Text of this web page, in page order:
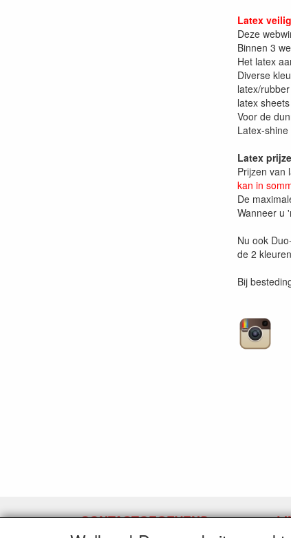
Latex
Deze
Binnen 3
Het latex
Diverse
latex/
latex
Voor de
Latex-shine
Latex
Prijzen van
kan in
De
Wanneer u
Nu ook
de 2
Bij
CONTACTGEGEVENS